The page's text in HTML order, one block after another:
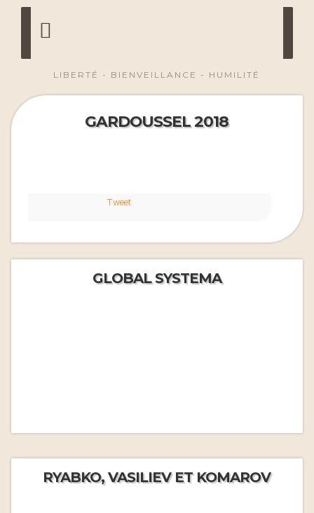
LIBERTÉ - BIENVEILLANCE - HUMILITÉ
GARDOUSSEL 2018
Tweet
GLOBAL SYSTEMA
RYABKO, VASILIEV ET KOMAROV